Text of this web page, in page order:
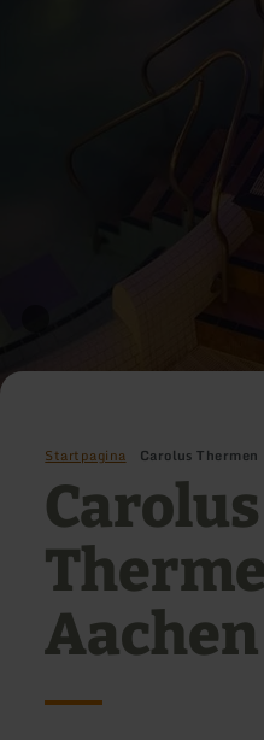
Startpagina Carolus Thermen
Carolus
Aachen